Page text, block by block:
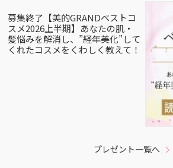
募集終了【美的GRANDベストコ
スメ2026上半期】あなたの肌・
髪悩みを解消し、”経年美化”して
くれたコスメをくわしく教えて！
プレゼント一覧へ